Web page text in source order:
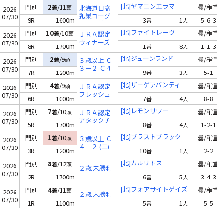
(二)Ｃ４(一)
2026
07/30
門別 2着/11頭
北海道日高
乳業ヨーグ
ルッペ賞 Ｃ
３ (二)Ｃ４
(一)
[北]ヤマニンエラマ
曇/稍
9R
1600m 3番 1人
5-6-3
2026
07/30
門別 10着/10頭
ＪＲＡ認定
ウィナーズ
３ ２歳 オー
プン
[北]ファイトレーヴ
曇/稍
8R
1700m 1番 8人
1-1-3
2026
07/30
門別 2着/9頭
３歳以上 Ｃ
３－２ Ｃ４
(一)
[北]ジューンランド
曇/稍
7R
1200m 9番 3人
5-1
2026
07/30
門別 4着/9頭
ＪＲＡ認定
フレッシュ
２歳 新馬
[北]ザーゲアバンティ
曇/稍
6R
1000m 7番 4人
8-8
2026
07/30
門別 7着/10頭
ＪＲＡ認定
アタックチ
歳 認定未勝
利
[北]レモンサワー
曇/稍
5R
1700m 8番 4人
1-2-1
2026
07/30
門別 1着/10頭
３歳以上 Ｃ
４－２ (二)
[北]ブラストブラック
曇/稍
3R
1200m 10番 1人
2-2
2026
07/30
門別 8着/12頭 ２歳 未勝利
[北]カルリトス
曇/稍
2R
1700m 6番 5人
3-4-3
2026
07/30
門別 4着/11頭 ２歳 未勝利
[北]フォアサイトゲイズ
曇/稍
1R
1100m 5番 1人
5-5